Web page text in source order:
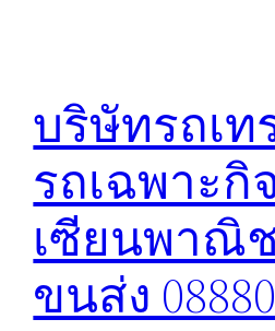
บริษัทรถเท
รถเฉพาะกิ
เซียนพาณิ
ขนส่ง